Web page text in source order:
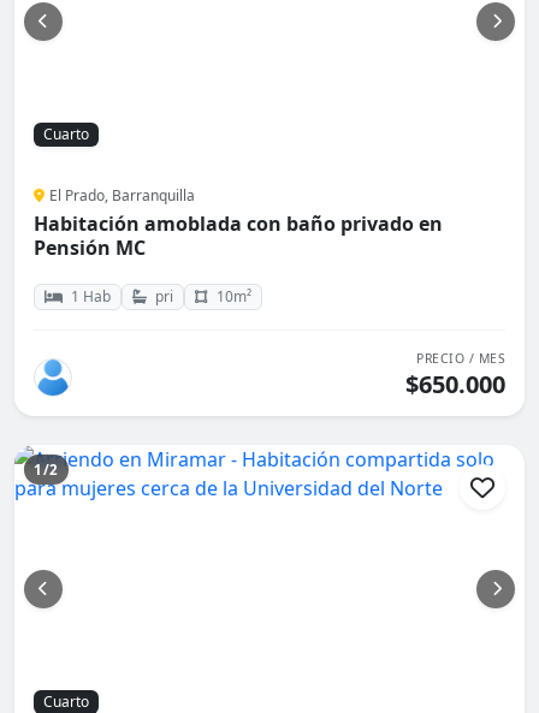
Cuarto
El Prado, Barranquilla
Habitación amoblada con baño privado en
Pensión MC
1 Hab pri 10m²
PRECIO / MES
$650.000
1/2
Cuarto